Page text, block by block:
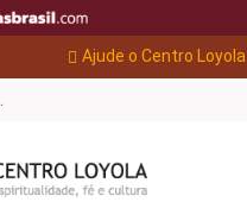
Ajude o Centro Loyola